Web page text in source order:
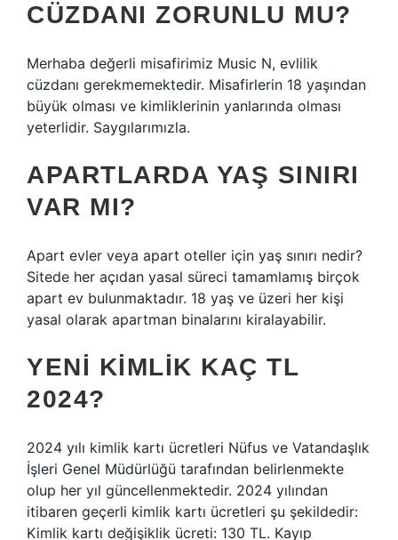
CÜZDANI ZORUNLU MU?
Merhaba değerli misafirimiz Music N, evlilik
cüzdanı gerekmemektedir. Misafirlerin 18 yaşından
büyük olması ve kimliklerinin yanlarında olması
yeterlidir. Saygılarımızla.
APARTLARDA YAŞ SINIRI
VAR MI?
Apart evler veya apart oteller için yaş sınırı nedir?
Sitede her açıdan yasal süreci tamamlamış birçok
apart ev bulunmaktadır. 18 yaş ve üzeri her kişi
yasal olarak apartman binalarını kiralayabilir.
YENI KIMLIK KAÇ TL
2024?
2024 yılı kimlik kartı ücretleri Nüfus ve Vatandaşlık
İşleri Genel Müdürlüğü tarafından belirlenmekte
olup her yıl güncellenmektedir. 2024 yılından
itibaren geçerli kimlik kartı ücretleri şu şekildedir:
Kimlik kartı değişiklik ücreti: 130 TL. Kayıp